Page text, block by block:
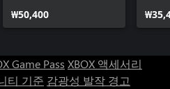
₩50,400
Game Pass XBOX 액세서리
티 기준 감광성 발작 경고